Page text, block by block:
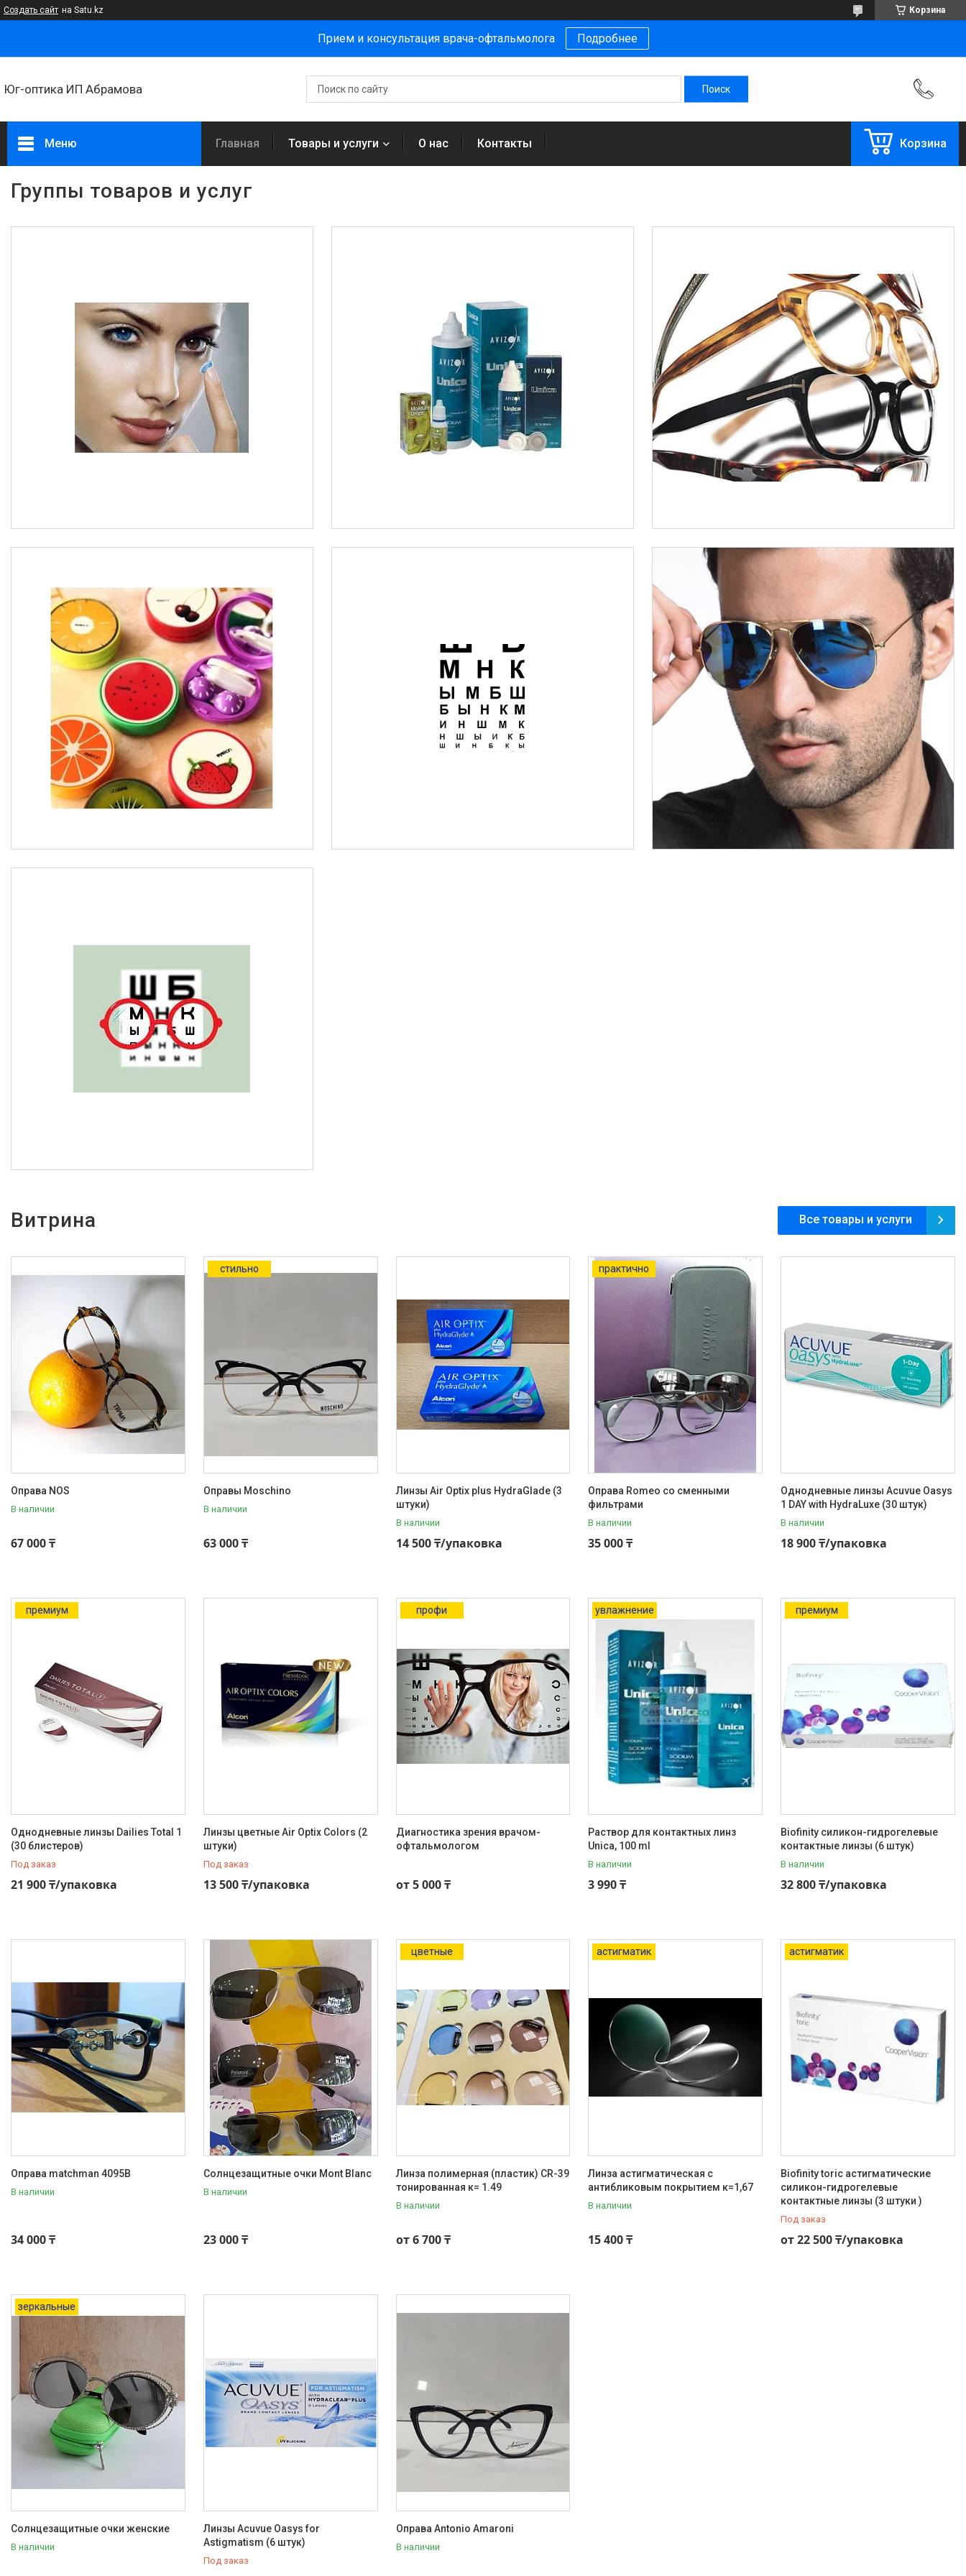
Создать сайт на Satu.kz Корзина
Прием и консультация врача-офтальмолога Подробнее
Юг-оптика ИП Абрамова
Меню
Новости
Статьи
Главная Товары и услуги О нас Контакты Корзина
Группы товаров и услуг
Витрина Все товары и услуги
Оправа NOS
В наличии
67 000 ₸
стильно
Оправы Moschino
В наличии
63 000 ₸
Линзы Air Optix plus HydraGlade (3
штуки)
В наличии
14 500 ₸/упаковка
практично
Оправа Romeo со сменными
фильтрами
В наличии
35 000 ₸
Однодневные линзы Acuvue Oasys
1 DAY with HydraLuxe (30 штук)
В наличии
18 900 ₸/упаковка
премиум
Однодневные линзы Dailies Total 1
(30 блистеров)
Под заказ
21 900 ₸/упаковка
Линзы цветные Air Optix Colors (2
штуки)
Под заказ
13 500 ₸/упаковка
профи
Диагностика зрения врачом-
офтальмологом
от 5 000 ₸
+7 (701) 711-76-57
увлажнение
Раствор для контактных линз
Unica, 100 ml
В наличии
3 990 ₸
премиум
Biofinity силикон-гидрогелевые
контактные линзы (6 штук)
В наличии
32 800 ₸/упаковка
Оправа matchman 4095B
В наличии
34 000 ₸
Солнцезащитные очки Mont Blanc
В наличии
23 000 ₸
цветные
Линза полимерная (пластик) CR-39
тонированная к= 1.49
В наличии
от 6 700 ₸
астигматик
Линза астигматическая с
антибликовым покрытием к=1,67
В наличии
15 400 ₸
астигматик
Biofinity toric астигматические
силикон-гидрогелевые
контактные линзы (3 штуки )
Под заказ
от 22 500 ₸/упаковка
зеркальные
Солнцезащитные очки женские
В наличии
Линзы Acuvue Oasys for
Astigmatism (6 штук)
Под заказ
Оправа Antonio Amaroni
В наличии